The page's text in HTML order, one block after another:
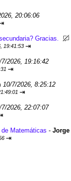
20:06:06
Gracias.
19:41:53 ⇥
7/2026, 19:16:42
⇥
10/7/2026, 8:25:12
⇥
7/2026, 22:07:07
Matemáticas - Jorge
⇥